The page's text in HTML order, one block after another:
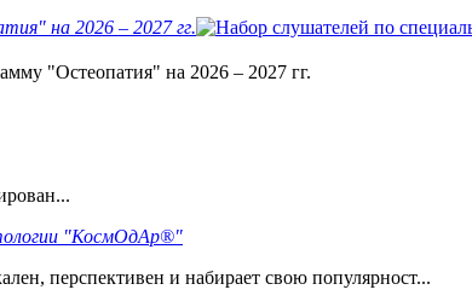
на 2026 – 2027 гг.
"Остеопатия" на 2026 – 2027 гг.
"КосмОдАр®"
перспективен и набирает свою популярност...